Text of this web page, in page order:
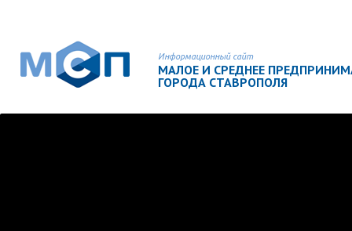
Информационный сайт
МАЛОЕ И СРЕДНЕЕ
ГОРОДА СТАВРОПОЛЯ